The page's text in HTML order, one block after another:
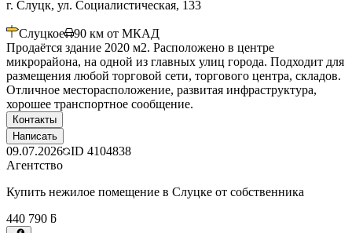
г. Слуцк, ул. Социалистическая, 133
Слуцкое 90 км от МКАД
Продаётся здание 2020 м2. Расположено в центре
микрорайона, на одной из главных улиц города. Подходит для
размещения любой торговой сети, торгового центра, складов.
Отличное месторасположение, развитая инфраструктура,
хорошее транспортное сообщение.
Контакты
Написать
09.07.2026 ID 4104838
Агентство
Купить нежилое помещение в Слуцке от собственника
440 790 ƃ